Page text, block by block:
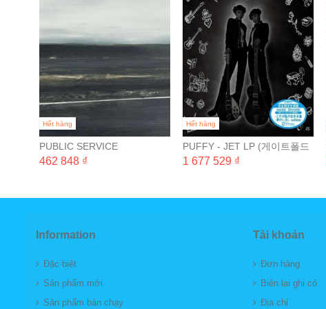
Hết hàng
PUBLIC SERVICE
BROADCASTING - EVERY
462 848 ₫
Hết hàng
PUFFY - JET LP (게이트폴드
완전 일본 생산 한정반) [2LP]
1 677 529 ₫
Information
Đặc biệt
Sản phẩm mới
Sản phẩm bán chạy
Tài khoản
Đơn hàng
Biên lai ghi có
Địa chỉ